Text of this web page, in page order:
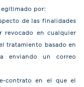
por:
de las finalidades
revocado en cualquier
tratamiento basado en
enviando un correo
contrato en el que el